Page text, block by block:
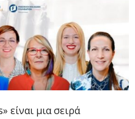
είναι μια σειρά